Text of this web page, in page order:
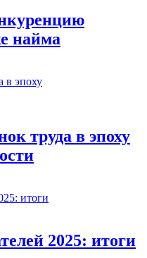
найма
труда в эпоху
2025: итоги